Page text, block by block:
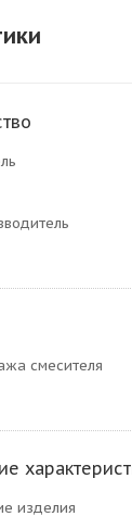
смесителя
изделия